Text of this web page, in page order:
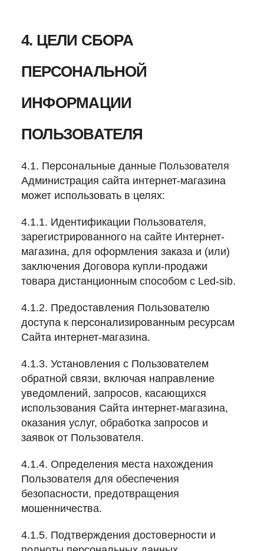
4. ЦЕЛИ СБОРА
ПЕРСОНАЛЬНОЙ
ИНФОРМАЦИИ
ПОЛЬЗОВАТЕЛЯ
4.1. Персональные данные Пользователя
Администрация сайта интернет-магазина
может использовать в целях:
4.1.1. Идентификации Пользователя,
зарегистрированного на сайте Интернет-
магазина, для оформления заказа и (или)
заключения Договора купли-продажи
товара дистанционным способом с Led-sib.
4.1.2. Предоставления Пользователю
доступа к персонализированным ресурсам
Сайта интернет-магазина.
4.1.3. Установления с Пользователем
обратной связи, включая направление
уведомлений, запросов, касающихся
использования Сайта интернет-магазина,
оказания услуг, обработка запросов и
заявок от Пользователя.
4.1.4. Определения места нахождения
Пользователя для обеспечения
безопасности, предотвращения
мошенничества.
4.1.5. Подтверждения достоверности и